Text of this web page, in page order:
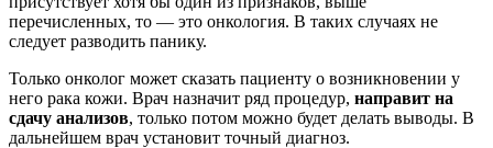
перечисленных, то — это онкология. В таких случаях не
следует разводить панику.
Только онколог может сказать пациенту о возникновении у
него рака кожи. Врач назначит ряд процедур, направит на
сдачу анализов, только потом можно будет делать выводы. В
дальнейшем врач установит точный диагноз.